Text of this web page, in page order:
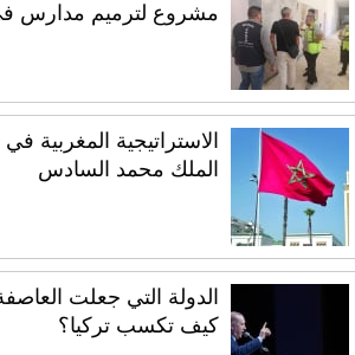
مشروع لترميم مدارس
الاستراتيجية المغربية
الملك محمد السادس
الدولة التي جعلت
كيف تكسب تركيا؟